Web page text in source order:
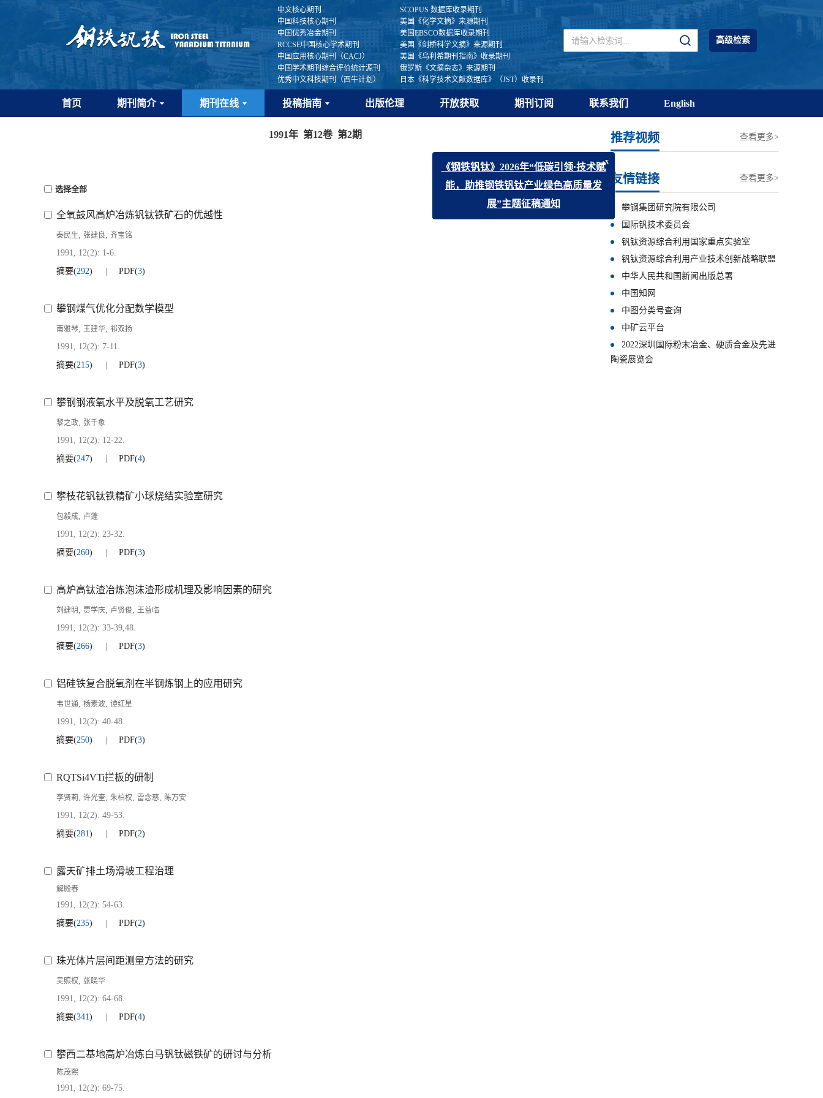
中文核心期刊
SCOPUS 数据库收录期刊
中国科技核心期刊
美国《化学文摘》来源期刊
中国优秀冶金期刊
美国EBSCO数据库收录期刊
RCCSE中国核心学术期刊
美国《剑桥科学文摘》来源期刊
中国应用核心期刊（CACJ）
美国《乌利希期刊指南》收录期刊
中国学术期刊综合评价统计源刊
俄罗斯《文摘杂志》来源期刊
优秀中文科技期刊（西牛计划）
日本《科学技术文献数据库》（JST）收录刊
高级检索
首页 期刊简介 期刊在线 投稿指南 出版伦理 开放获取 期刊订阅 联系我们 English
1991年 第12卷 第2期
上一期|下一期
选择全部 显示方式:
全氧鼓风高炉冶炼钒钛铁矿石的优越性
秦民生, 张建良, 齐宝铭
1991, 12(2): 1-6.
摘要(292) PDF(3)
攀钢煤气优化分配数学模型
南雅琴, 王建华, 祁双扬
1991, 12(2): 7-11.
摘要(215) PDF(3)
攀钢钢液氧水平及脱氧工艺研究
黎之政, 张千象
1991, 12(2): 12-22.
摘要(247) PDF(4)
攀枝花钒钛铁精矿小球烧结实验室研究
包毅成, 卢蓬
1991, 12(2): 23-32.
摘要(260) PDF(3)
高炉高钛渣冶炼泡沫渣形成机理及影响因素的研究
刘建明, 贾学庆, 卢贤俊, 王益临
1991, 12(2): 33-39,48.
摘要(266) PDF(3)
铝硅铁复合脱氧剂在半钢炼钢上的应用研究
韦世通, 杨素波, 谭红星
1991, 12(2): 40-48.
摘要(250) PDF(3)
RQTSi4VTi拦板的研制
李贤莉, 许光奎, 朱柏权, 雷念慈, 陈万安
1991, 12(2): 49-53.
摘要(281) PDF(2)
露天矿排土场滑坡工程治理
解殿春
1991, 12(2): 54-63.
摘要(235) PDF(2)
珠光体片层间距测量方法的研究
吴照权, 张晓华
1991, 12(2): 64-68.
摘要(341) PDF(4)
攀西二基地高炉冶炼白马钒钛磁铁矿的研讨与分析
陈茂熙
1991, 12(2): 69-75.
推荐视频 查看更多>
友情链接 查看更多>
攀钢集团研究院有限公司
国际钒技术委员会
钒钛资源综合利用国家重点实验室
钒钛资源综合利用产业技术创新战略联盟
中华人民共和国新闻出版总署
中国知网
中图分类号查询
中矿云平台
2022深圳国际粉末冶金、硬质合金及先进
陶瓷展览会
x
《钢铁钒钛》2026年“低碳引领·技术赋
能，助推钢铁钒钛产业绿色高质量发
展”主题征稿通知